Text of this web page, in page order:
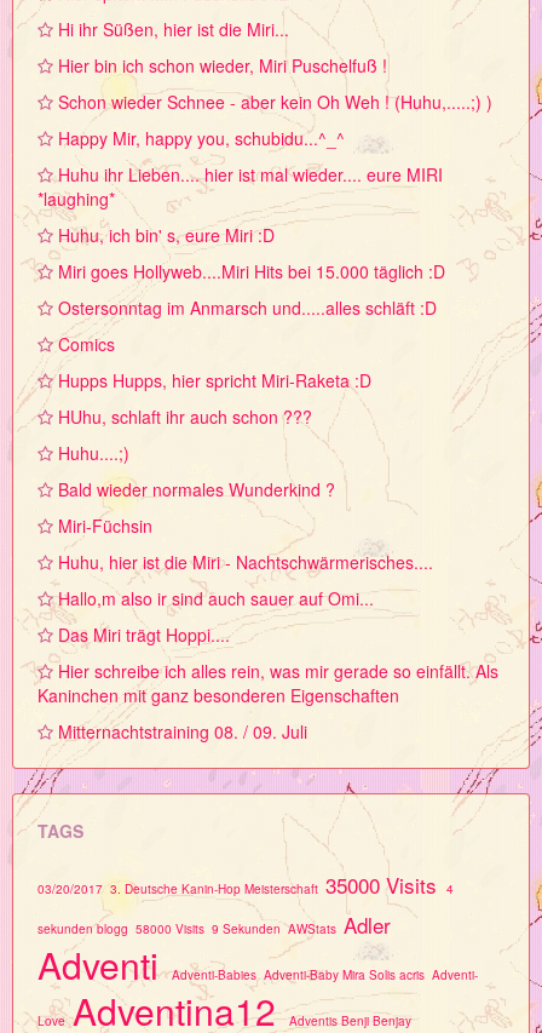
Hi ihr Süßen, hier ist die Miri...
Hier bin ich schon wieder, Miri Puschelfuß !
Schon wieder Schnee - aber kein Oh Weh ! (Huhu,.....;) )
Happy Mir, happy you, schubidu...^_^
Huhu ihr Lieben.... hier ist mal wieder.... eure MIRI
*laughing*
Huhu, ich bin' s, eure Miri :D
Miri goes Hollyweb....Miri Hits bei 15.000 täglich :D
Ostersonntag im Anmarsch und.....alles schläft :D
Comics
Hupps Hupps, hier spricht Miri-Raketa :D
HUhu, schlaft ihr auch schon ???
Huhu....;)
Bald wieder normales Wunderkind ?
Miri-Füchsin
Huhu, hier ist die Miri - Nachtschwärmerisches....
Hallo,m also ir sind auch sauer auf Omi...
Das Miri trägt Hoppi....
Hier schreibe ich alles rein, was mir gerade so einfällt. Als
Kaninchen mit ganz besonderen Eigenschaften
Mitternachtstraining 08. / 09. Juli
TAGS
03/20/2017 3. Deutsche Kanin-Hop Meisterschaft 35000 Visits 4
sekunden blogg 58000 Visits 9 Sekunden AWStats Adler
Adventi Adventi-Babies Adventi-Baby Mira Solis acris Adventi-
Love Adventina12 Adventis Benji Benjay